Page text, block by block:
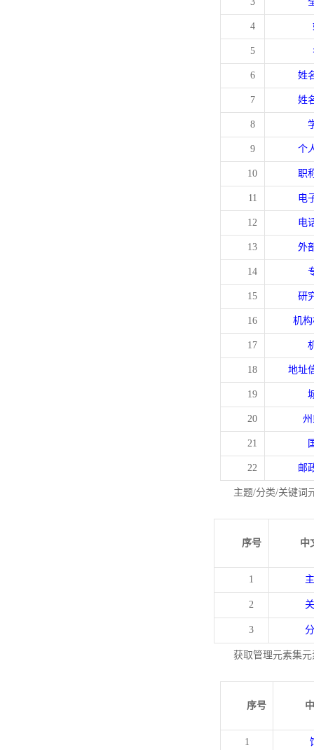
4
5
6 姓
7 姓
8
9 个
10 职
11 电
12 电
13 外
14
15 研
16 机
17
18 地址
19
20
21
22 邮
主题/分类/关键词
序号 中
1
2
3
获取管理元素集
序号
1